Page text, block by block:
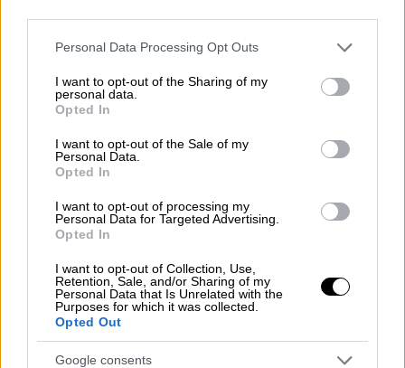
Please note that this website/app uses one or more Google
not limited to your visit or usage behaviour. You may click to
grant or deny consent to Google and its third-party tags to
use your data for below specified purposes in below Google
consent section.
Personal Data Processing Opt Outs
I want to opt-out of the Sharing of my
personal data.
Opted In
I want to opt-out of the Sale of my
Personal Data.
Opted In
I want to opt-out of processing my
Personal Data for Targeted Advertising.
Opted In
I want to opt-out of Collection, Use,
Retention, Sale, and/or Sharing of my
Personal Data that Is Unrelated with the
Purposes for which it was collected.
Opted Out
Google consents
θάνατο λόγω του προφανούς έντονου
σωματικού πόνου που ασκεί στον
μελλοθάνατο.
Στην περίοδο της Τρομοκρατίας, κατά τη
Γαλλική Επανάσταση
, περισσότερα από
40.000 κεφάλια είχαν πέσει στα καλάθια της
γκιλοτίνας (στα επίσημα αρχεία έχουν
καταγραφεί 16.594 θάνατοι στη γκιλοτίνα).